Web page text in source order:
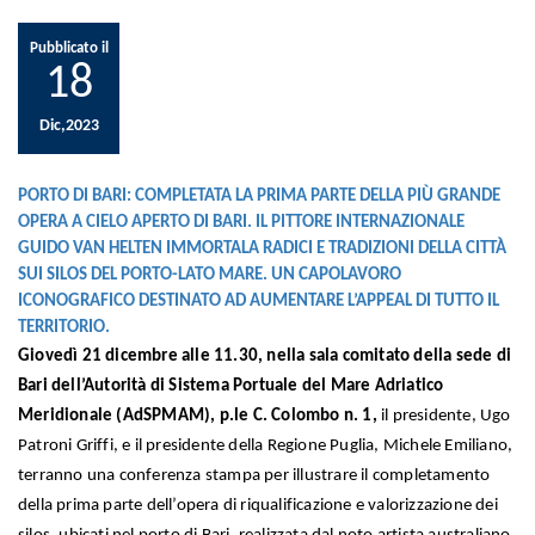
Pubblicato il
18
Dic,2023
PORTO DI BARI: COMPLETATA LA PRIMA PARTE DELLA PIÙ GRANDE
OPERA A CIELO APERTO DI BARI. IL PITTORE INTERNAZIONALE
GUIDO VAN HELTEN IMMORTALA RADICI E TRADIZIONI DELLA CITTÀ
SUI SILOS DEL PORTO-LATO MARE. UN CAPOLAVORO
ICONOGRAFICO DESTINATO AD AUMENTARE L’APPEAL DI TUTTO IL
TERRITORIO.
Giovedì 21 dicembre alle 11.30, nella sala comitato della sede di
Bari dell’Autorità di Sistema Portuale del Mare Adriatico
Meridionale (AdSPMAM), p.le C. Colombo n. 1, il presidente, Ugo
Patroni Griffi, e il presidente della Regione Puglia, Michele Emiliano,
terranno una conferenza stampa per illustrare il completamento
della prima parte dell’opera di riqualificazione e valorizzazione dei